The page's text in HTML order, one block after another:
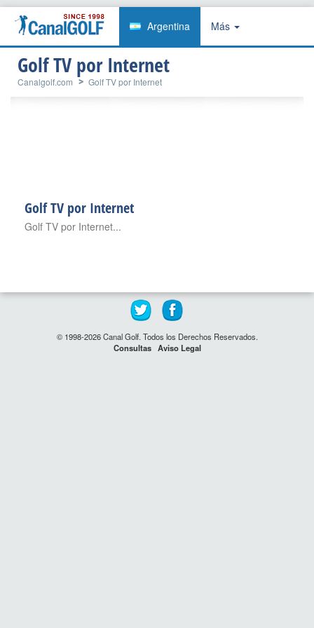
Argentina Más
Golf TV por Internet
Canalgolf.com Golf TV por Internet
Golf TV por Internet
Golf TV por Internet...
© 1998-2026 Canal Golf. Todos los Derechos Reservados.
Consultas Aviso Legal